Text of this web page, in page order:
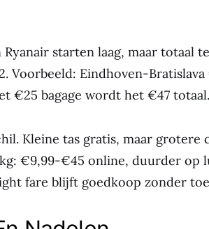
starten laag, maar totaal
Voorbeeld: Eindhoven-Bratislava
€25 bagage wordt het €47 totaal.
Kleine tas gratis, maar
€9,99-€45 online, duurder op
fare blijft goedkoop zonder